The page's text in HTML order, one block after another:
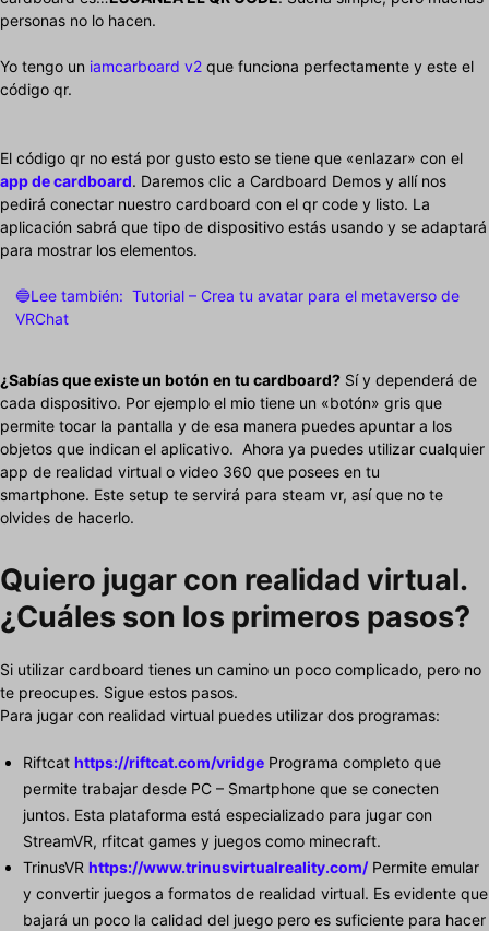
personas no lo hacen.
Yo tengo un iamcarboard v2 que funciona perfectamente y este el
código qr.
El código qr no está por gusto esto se tiene que «enlazar» con el
app de cardboard. Daremos clic a Cardboard Demos y allí nos
pedirá conectar nuestro cardboard con el qr code y listo. La
aplicación sabrá que tipo de dispositivo estás usando y se adaptará
para mostrar los elementos.
🔵Lee también: Tutorial – Crea tu avatar para el metaverso de
VRChat
¿Sabías que existe un botón en tu cardboard? Sí y dependerá de
cada dispositivo. Por ejemplo el mio tiene un «botón» gris que
permite tocar la pantalla y de esa manera puedes apuntar a los
objetos que indican el aplicativo. Ahora ya puedes utilizar cualquier
app de realidad virtual o video 360 que posees en tu
smartphone. Este setup te servirá para steam vr, así que no te
olvides de hacerlo.
Quiero jugar con realidad virtual.
¿Cuáles son los primeros pasos?
Si utilizar cardboard tienes un camino un poco complicado, pero no
te preocupes. Sigue estos pasos.
Para jugar con realidad virtual puedes utilizar dos programas:
Riftcat https://riftcat.com/vridge Programa completo que
permite trabajar desde PC – Smartphone que se conecten
juntos. Esta plataforma está especializado para jugar con
StreamVR, rfitcat games y juegos como minecraft.
TrinusVR https://www.trinusvirtualreality.com/Permite emular
y convertir juegos a formatos de realidad virtual. Es evidente que
bajará un poco la calidad del juego pero es suficiente para hacer